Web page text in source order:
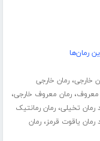
رمان‌ها
خارجی،رمان خارجی
معروف،رمان معروف خارجی،
رمان تخیلی،رمان رمانتیک
رمان یاقوت قرمز،رمان